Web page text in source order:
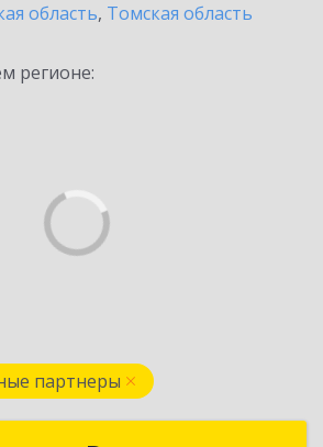
область, Томская область
регионе:
партнеры